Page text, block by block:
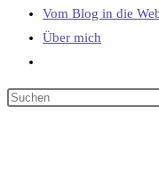
Vom Blog in die
Über mich
umschalten